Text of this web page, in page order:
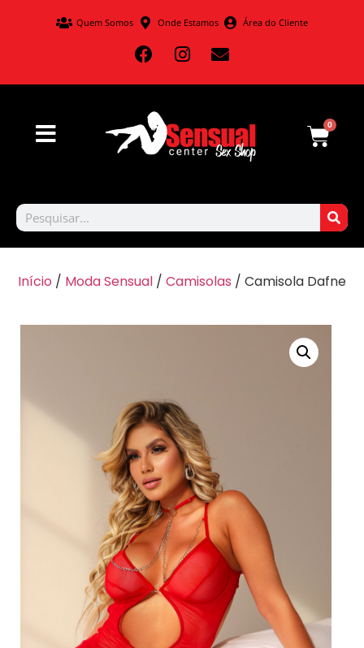
Quem Somos Onde Estamos Área do Cliente
0
Início / Moda Sensual / Camisolas / Camisola Dafne